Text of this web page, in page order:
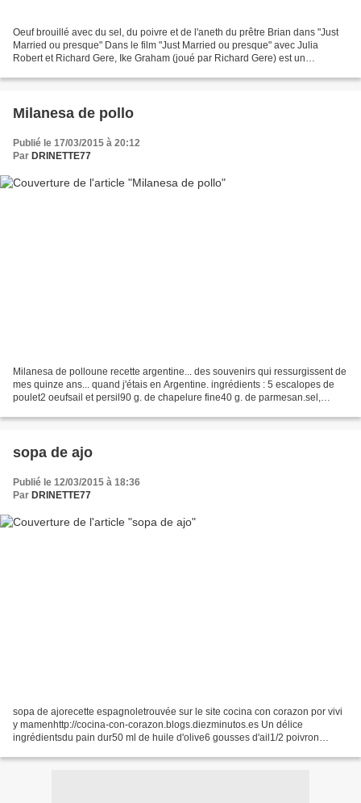
Oeuf brouillé avec du sel, du poivre et de l'aneth du prêtre Brian dans "Just
Married ou presque" Dans le film "Just Married ou presque" avec Julia
Robert et Richard Gere, Ike Graham (joué par Richard Gere) est un
Milanesa de pollo
Publié le 17/03/2015 à 20:12
Par DRINETTE77
Milanesa de polloune recette argentine... des souvenirs qui ressurgissent de
mes quinze ans... quand j'étais en Argentine. ingrédients : 5 escalopes de
poulet2 oeufsail et persil90 g. de chapelure fine40 g. de parmesan.sel,
sopa de ajo
Publié le 12/03/2015 à 18:36
Par DRINETTE77
sopa de ajorecette espagnoletrouvée sur le site cocina con corazon por vivi
y mamenhttp://cocina-con-corazon.blogs.diezminutos.es Un délice
ingrédientsdu pain dur50 ml de huile d'olive6 gousses d'ail1/2 poivron